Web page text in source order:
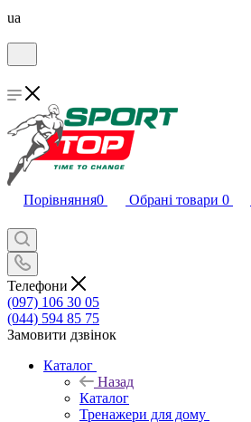
ua
Порівняння0 Обрані товари 0
Телефони
(097) 106 30 05
(044) 594 85 75
Замовити дзвінок
Каталог
Назад
Каталог
Тренажери для дому